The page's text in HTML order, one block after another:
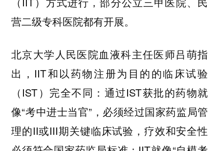
营二级专科医院都有开展。
北京大学人民医院血液科主任医师吕萌指
出，IIT和以药物注册为目的的临床试验
（IST）完全不同：通过IST获批的药物就
像“考中进士当官”，必须经过国家药监局管
理的II或III期关键临床试验，疗效和安全性